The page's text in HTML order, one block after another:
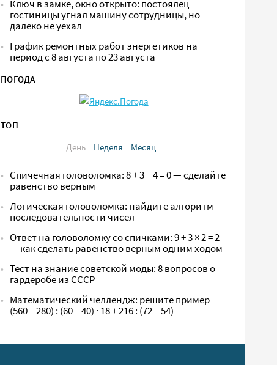
Ключ в замке, окно открыто: постоялец
гостиницы угнал машину сотрудницы, но
далеко не уехал
График ремонтных работ энергетиков на
период с 8 августа по 23 августа
ПОГОДА
ТОП
День
Неделя Месяц
Спичечная головоломка: 8 + 3 − 4 = 0 — сделайте
равенство верным
Логическая головоломка: найдите алгоритм
последовательности чисел
Ответ на головоломку со спичками: 9 + 3 × 2 = 2
— как сделать равенство верным одним ходом
Тест на знание советской моды: 8 вопросов о
гардеробе из СССР
Математический челлендж: решите пример
(560 − 280) : (60 − 40) · 18 + 216 : (72 − 54)